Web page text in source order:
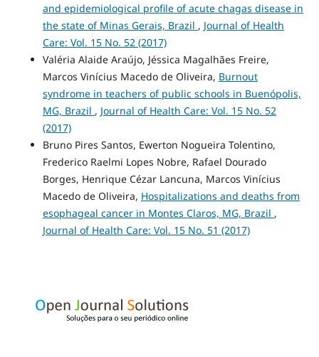
and epidemiological profile of acute chagas disease in
the state of Minas Gerais, Brazil , Journal of Health
Care: Vol. 15 No. 52 (2017)
Valéria Alaide Araújo, Jéssica Magalhães Freire,
Marcos Vinícius Macedo de Oliveira, Burnout
syndrome in teachers of public schools in Buenópolis,
MG, Brazil , Journal of Health Care: Vol. 15 No. 52
(2017)
Bruno Pires Santos, Ewerton Nogueira Tolentino,
Frederico Raelmi Lopes Nobre, Rafael Dourado
Borges, Henrique Cézar Lancuna, Marcos Vinícius
Macedo de Oliveira, Hospitalizations and deaths from
esophageal cancer in Montes Claros, MG, Brazil ,
Journal of Health Care: Vol. 15 No. 51 (2017)